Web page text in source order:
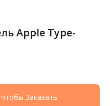
Apple Type-
Заказать